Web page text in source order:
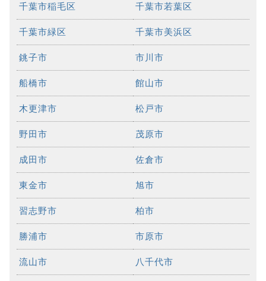
千葉市稲毛区 千葉市若葉区
千葉市緑区 千葉市美浜区
銚子市 市川市
船橋市 館山市
木更津市 松戸市
野田市 茂原市
成田市 佐倉市
東金市 旭市
習志野市 柏市
勝浦市 市原市
流山市 八千代市